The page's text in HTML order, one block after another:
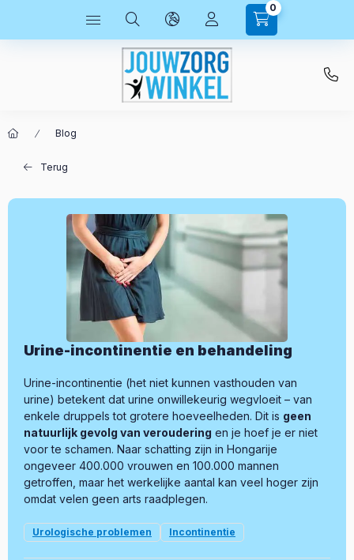
0
Blog
Terug
Urine-incontinentie en behandeling
Urine-incontinentie (het niet kunnen vasthouden van
urine) betekent dat urine onwillekeurig wegvloeit – van
enkele druppels tot grotere hoeveelheden. Dit is geen
natuurlijk gevolg van veroudering en je hoef je er niet
voor te schamen. Naar schatting zijn in Hongarije
ongeveer 400.000 vrouwen en 100.000 mannen
getroffen, maar het werkelijke aantal kan veel hoger zijn
omdat velen geen arts raadplegen.
Urologische problemen Incontinentie